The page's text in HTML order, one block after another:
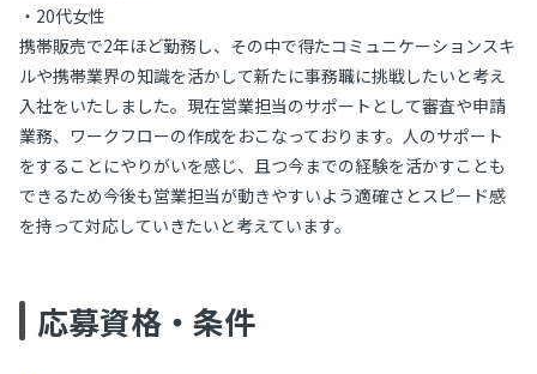
・20代女性
携帯販売で2年ほど勤務し、その中で得たコミュニケーションスキ
ルや携帯業界の知識を活かして新たに事務職に挑戦したいと考え
入社をいたしました。現在営業担当のサポートとして審査や申請
業務、ワークフローの作成をおこなっております。人のサポート
をすることにやりがいを感じ、且つ今までの経験を活かすことも
できるため今後も営業担当が動きやすいよう適確さとスピード感
を持って対応していきたいと考えています。
応募資格・条件